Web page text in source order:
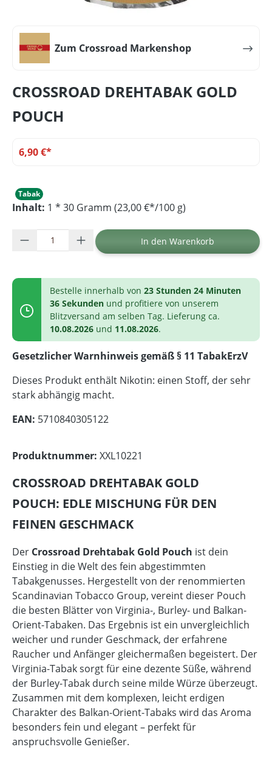
Zum Crossroad Markenshop
CROSSROAD DREHTABAK GOLD
POUCH
6,90 €*
Tabak
Inhalt: 1 * 30 Gramm (23,00 €*/100 g)
Produkt Anzahl: Gib den gewünschten
In den Warenkorb
Bestelle innerhalb von 23 Stunden 24 Minuten
36 Sekunden und profitiere von unserem
Blitzversand am selben Tag. Lieferung ca.
10.08.2026 und 11.08.2026.
Gesetzlicher Warnhinweis gemäß § 11 TabakErzV
Dieses Produkt enthält Nikotin: einen Stoff, der sehr
stark abhängig macht.
EAN: 5710840305122
Produktnummer: XXL10221
CROSSROAD DREHTABAK GOLD
POUCH: EDLE MISCHUNG FÜR DEN
FEINEN GESCHMACK
Der Crossroad Drehtabak Gold Pouch ist dein
Einstieg in die Welt des fein abgestimmten
Tabakgenusses. Hergestellt von der renommierten
Scandinavian Tobacco Group, vereint dieser Pouch
die besten Blätter von Virginia-, Burley- und Balkan-
Orient-Tabaken. Das Ergebnis ist ein unvergleichlich
weicher und runder Geschmack, der erfahrene
Raucher und Anfänger gleichermaßen begeistert. Der
Virginia-Tabak sorgt für eine dezente Süße, während
der Burley-Tabak durch seine milde Würze überzeugt.
Zusammen mit dem komplexen, leicht erdigen
Charakter des Balkan-Orient-Tabaks wird das Aroma
besonders fein und elegant – perfekt für
anspruchsvolle Genießer.